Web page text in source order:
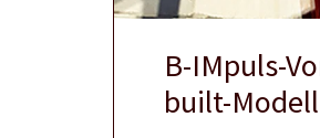
B-IMpuls-
built-